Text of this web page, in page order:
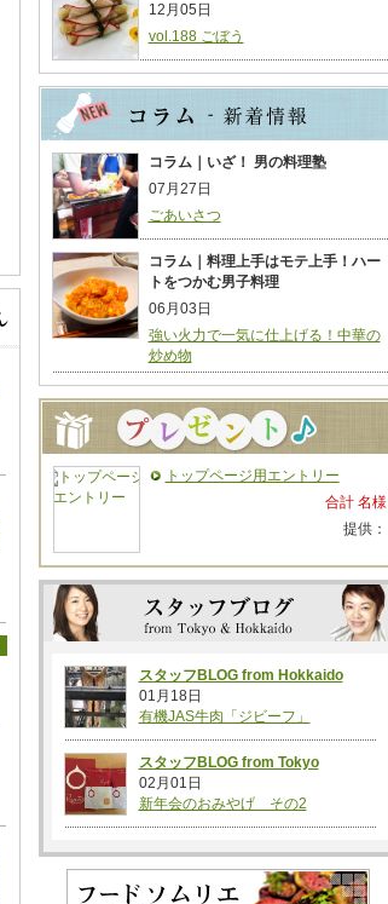
12月05日
vol.188 ごぼう
コラム｜いざ！ 男の料理塾
07月27日
ごあいさつ
コラム｜料理上手はモテ上手！ハー
トをつかむ男子料理
06月03日
強い火力で一気に仕上げる！中華の
炒め物
トップページ用エントリー
合計 名様
提供：
スタッフBLOG from Hokkaido
01月18日
有機JAS牛肉「ジビーフ」
スタッフBLOG from Tokyo
02月01日
新年会のおみやげ その2